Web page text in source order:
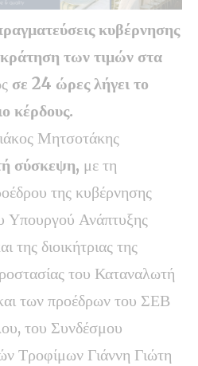
κυβέρνησης
των τιμών στα
σε 24 ώρες λήγει το
κέρδους.
Μητσοτάκης
σύσκεψη, με τη
της κυβέρνησης
Υπουργού Ανάπτυξης
διοικήτριας της
του Καταναλωτή
των προέδρων του ΣΕΒ
του Συνδέσμου
Τροφίμων Γιάννη Γιώτη